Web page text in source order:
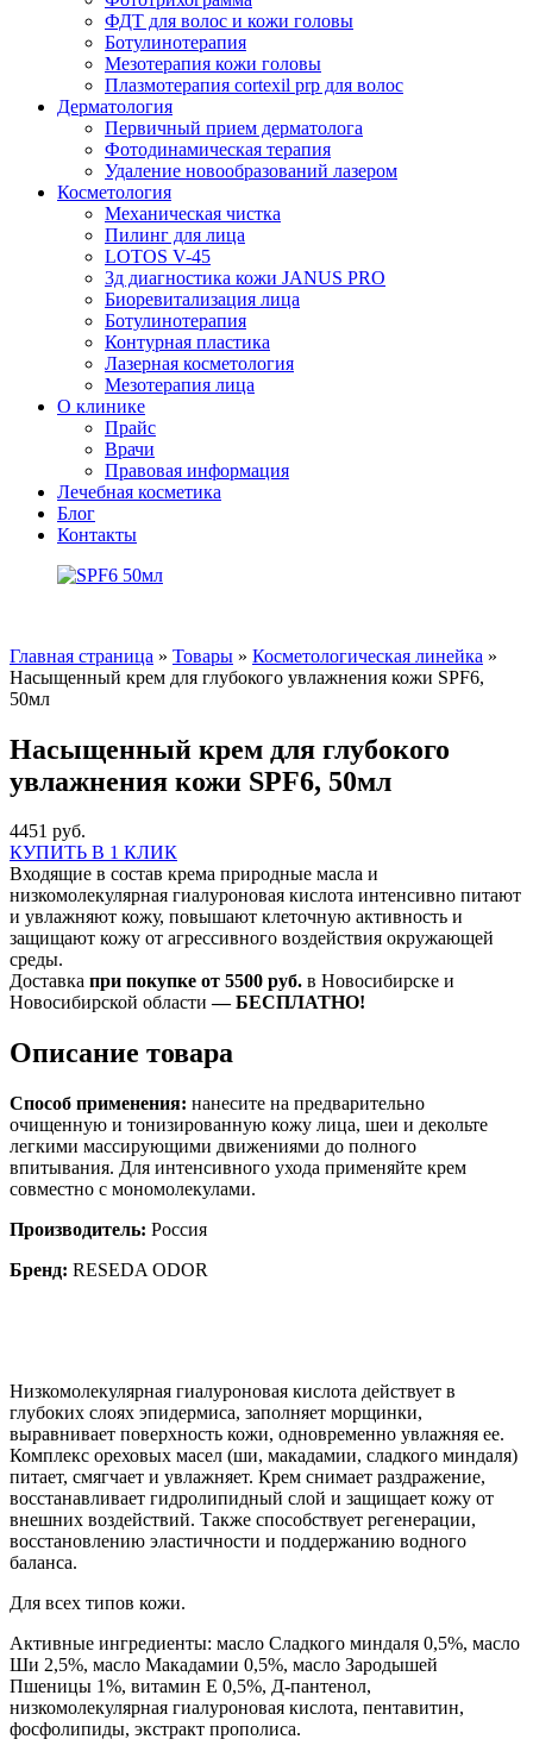
ФДТ для волос и кожи головы
Ботулинотерапия
Мезотерапия кожи головы
Плазмотерапия cortexil prp для волос
Дерматология
Первичный прием дерматолога
Фотодинамическая терапия
Удаление новообразований лазером
Косметология
Механическая чистка
Пилинг для лица
LOTOS V-45
3д диагностика кожи JANUS PRO
Биоревитализация лица
Ботулинотерапия
Контурная пластика
Лазерная косметология
Мезотерапия лица
О клинике
Прайс
Врачи
Правовая информация
Лечебная косметика
Блог
Контакты
Главная страница » Товары » Косметологическая линейка »
Насыщенный крем для глубокого увлажнения кожи SPF6,
50мл
Насыщенный крем для глубокого
увлажнения кожи SPF6, 50мл
4451 руб.
КУПИТЬ В 1 КЛИК
Входящие в состав крема природные масла и
низкомолекулярная гиалуроновая кислота интенсивно питают
и увлажняют кожу, повышают клеточную активность и
защищают кожу от агрессивного воздействия окружающей
среды.
Доставка при покупке от 5500 руб. в Новосибирске и
Новосибирской области— БЕСПЛАТНО!
Описание товара
Способ применения: нанесите на предварительно
очищенную и тонизированную кожу лица, шеи и декольте
легкими массирующими движениями до полного
впитывания. Для интенсивного ухода применяйте крем
совместно с мономолекулами.
Производитель: Россия
Бренд: RESEDA ODOR
Низкомолекулярная гиалуроновая кислота действует в
глубоких слоях эпидермиса, заполняет морщинки,
выравнивает поверхность кожи, одновременно увлажняя ее.
Комплекс ореховых масел (ши, макадамии, сладкого миндаля)
питает, смягчает и увлажняет. Крем снимает раздражение,
восстанавливает гидролипидный слой и защищает кожу от
внешних воздействий. Также способствует регенерации,
восстановлению эластичности и поддержанию водного
баланса.
Для всех типов кожи.
Активные ингредиенты: масло Сладкого миндаля 0,5%, масло
Ши 2,5%, масло Макадамии 0,5%, масло Зародышей
Пшеницы 1%, витамин Е 0,5%, Д-пантенол,
низкомолекулярная гиалуроновая кислота, пентавитин,
фосфолипиды, экстракт прополиса.